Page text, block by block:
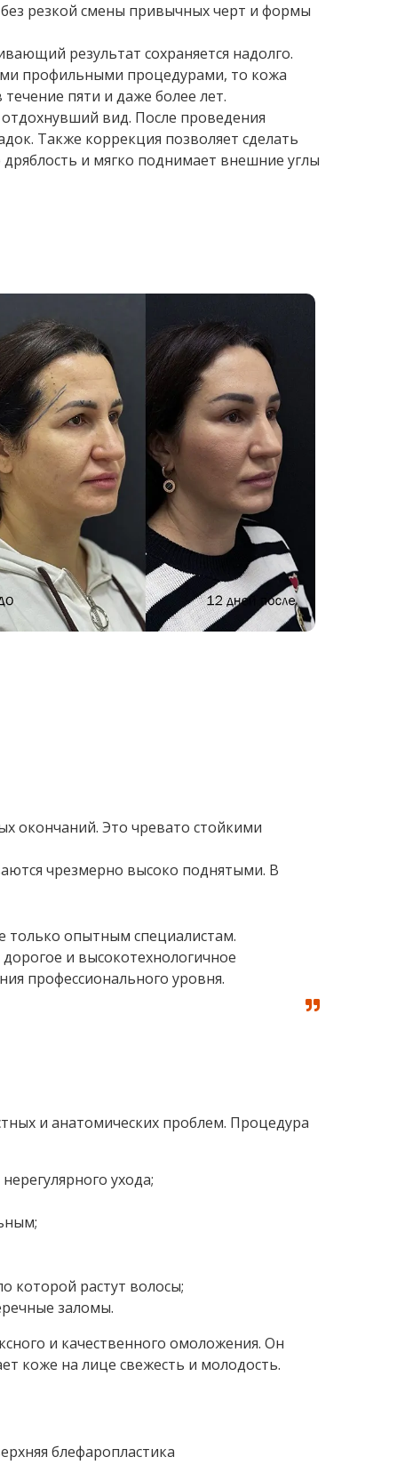
резкой смены привычных черт и формы
результат сохраняется надолго.
профильными процедурами, то кожа
пяти и даже более лет.
вид. После проведения
Также коррекция позволяет сделать
и мягко поднимает внешние углы
окончаний. Это чревато стойкими
чрезмерно высоко поднятыми. В
только опытным специалистам.
и высокотехнологичное
профессионального уровня.
и анатомических проблем. Процедура
ухода;
которой растут волосы;
заломы.
и качественного омоложения. Он
коже на лице свежесть и молодость.